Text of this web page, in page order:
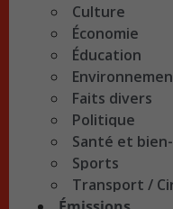
Culture
Économie
Éducation
Faits divers
Politique
Santé et
Sports
Transport /